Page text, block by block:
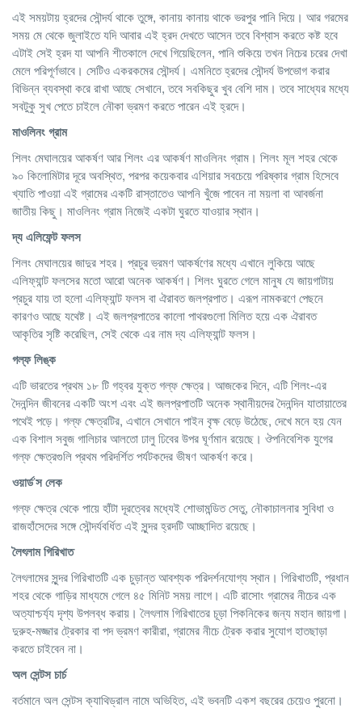
এই সময়টায় হ্রদের সৌন্দর্য থাকে তুঙ্গে, কানায় কানায় থাকে ভরপুর পানি দিয়ে। আর গরমের
সময় মে থেকে জুলাইতে যদি আবার এই হ্রদ দেখতে আসেন তবে বিশ্বাস করতে কষ্ট হবে
এটাই সেই হ্রদ যা আপনি শীতকালে দেখে গিয়েছিলেন, পানি শুকিয়ে তখন নিচের চরের দেখা
মেলে পরিপূর্ণভাবে। সেটিও একরকমের সৌন্দর্য। এমনিতে হ্রদের সৌন্দর্য উপভোগ করার
বিভিন্ন ব্যবস্থা করে রাখা আছে সেখানে, তবে সবকিছুর খুব বেশি দাম। তবে সাধ্যের মধ্যে
সবটুকু সুখ পেতে চাইলে নৌকা ভ্রমণ করতে পারেন এই হ্রদে।
মাওলিনংগ্রাম
শিলং মেঘালয়ের আকর্ষণ আর শিলং এর আকর্ষণ মাওলিনং গ্রাম। শিলং মূল শহর থেকে
৯০ কিলোমিটার দূরে অবস্থিত, পরপর কয়েকবার এশিয়ার সবচেয়ে পরিষ্কার গ্রাম হিসেবে
খ্যাতি পাওয়া এই গ্রামের একটি রাস্তাতেও আপনি খুঁজে পাবেন না ময়লা বা আবর্জনা
জাতীয় কিছু। মাওলিনং গ্রাম নিজেই একটা ঘুরতে যাওয়ার স্থান।
দ্যএলিফেন্টফলস
শিলং মেঘালয়ের জাদুর শহর। প্রচুর ভ্রমণ আকর্ষণের মধ্যে এখানে লুকিয়ে আছে
এলিফ্যান্ট ফলসের মতো আরো অনেক আকর্ষণ। শিলং ঘুরতে গেলে মানুষ যে জায়গাটায়
প্রচুর যায় তা হলো এলিফ্যান্ট ফলস বা ঐরাবত জলপ্রপাত। এরূপ নামকরণে পেছনে
কারণও আছে যথেষ্ট। এই জলপ্রপাতের কালো পাথরগুলো মিলিত হয়ে এক ঐরাবত
আকৃতির সৃষ্টি করেছিল, সেই থেকে এর নাম দ্য এলিফ্যান্ট ফলস।
গল্ফলিঙ্ক
এটি ভারতের প্রথম ১৮ টি গহ্বর যুক্ত গল্ফ ক্ষেত্র। আজকের দিনে, এটি শিলং-এর
দৈনন্দিন জীবনের একটি অংশ এবং এই জলপ্রপাতটি অনেক স্থানীয়দের দৈনন্দিন যাতায়াতের
পথেই পড়ে। গল্ফ ক্ষেত্রটির, এখানে সেখানে পাইন বৃক্ষ বেড়ে উঠেছে, দেখে মনে হয় যেন
এক বিশাল সবুজ গালিচার আলতো ঢালু ঢিবের উপর ঘূর্ণমান রয়েছে। ঔপনিবেশিক যুগের
গল্ফ ক্ষেত্রগুলি প্রথম পরিদর্শিত পর্যটকদের ভীষণ আকর্ষণ করে।
ওয়ার্ড’সলেক
গল্ফ ক্ষেত্র থেকে পায়ে হাঁটা দূরত্বের মধ্যেই শোভামন্ডিত সেতু, নৌকাচালনার সুবিধা ও
রাজহাঁসেদের সঙ্গে সৌন্দর্যবর্ধিত এই সুন্দর হ্রদটি আচ্ছাদিত রয়েছে।
লৈৎলামগিরিখাত
লৈৎলামের সুন্দর গিরিখাতটি এক চুড়ান্ত আবশ্যক পরিদর্শনযোগ্য স্থান। গিরিখাতটি, প্রধান
শহর থেকে গাড়ির মাধ্যমে গেলে ৪৫ মিনিট সময় লাগে। এটি রাসোং গ্রামের নীচের এক
অত্যাশ্চর্য্য দৃশ্য উপলব্ধ করায়। লৈৎলাম গিরিখাতের চূড়া পিকনিকের জন্য মহান জায়গা।
দুরুহ-মজ্জার ট্রেকার বা পদ ভ্রমণ কারীরা, গ্রামের নীচে ট্রেক করার সুযোগ হাতছাড়া
করতে চাইবেন না।
অলসেন্টসচার্চ
বর্তমানে অল সেন্টস ক্যাথিড্রাল নামে অভিহিত, এই ভবনটি একশ বছরের চেয়েও পুরনো।